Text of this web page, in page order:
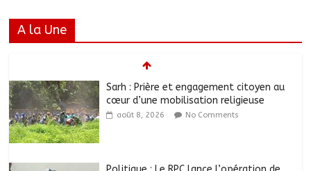
A la Une
Sarh : Prière et engagement citoyen au
cœur d’une mobilisation religieuse
août 8, 2026 No Comments